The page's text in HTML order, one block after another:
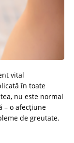
vital
în toate
nu este normal
– o afecţiune
de greutate.